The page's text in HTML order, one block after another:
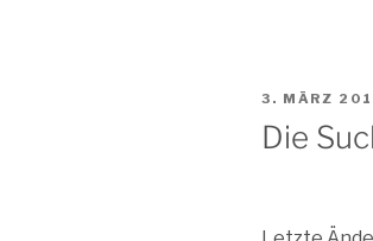
AM
3. MÄRZ
Die